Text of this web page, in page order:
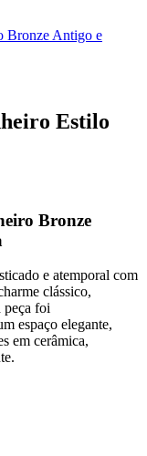
Bronze Antigo e
Estilo
Bronze
e atemporal com
clássico,
peça foi
espaço elegante,
em cerâmica,